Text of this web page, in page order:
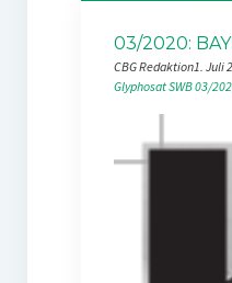
03/2020:
CBG Redaktion1. Juli
GlyphosatSWB 03/